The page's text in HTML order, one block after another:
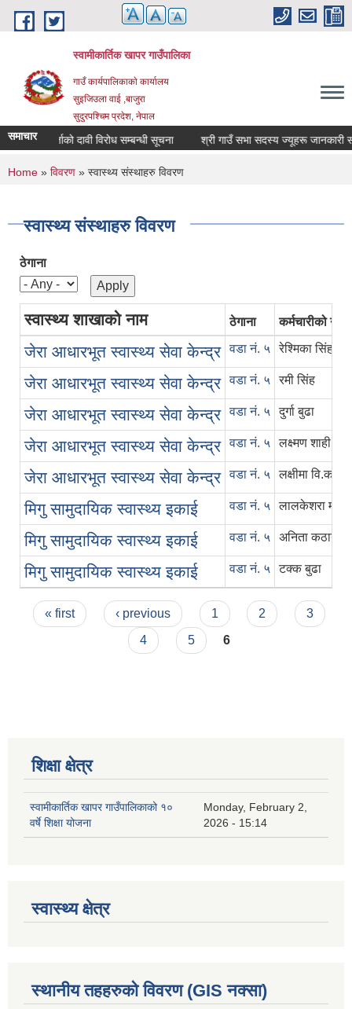
Skip to main content
स्वामीकार्तिक खापर गाउँपालिका
गाउँ कार्यपालिकाकाे कार्यालय
सुइजिउला वाई ,बाजुरा
सुदुरपश्चिम प्रदेश, नेपाल
समाचार
मुहान दर्ताको दावी विरोध सम्बन्धी सूचना श्री गाउँ सभा सदस्य ज्यूहरू जानकारी
You are here
Home » विवरण » स्वास्थ्य संस्थाहरु विवरण
स्वास्थ्य संस्थाहरु विवरण
ठेगाना
स्वास्थ्य शाखाको नाम ठेगाना कर्मचारीको नाम
जेरा आधारभूत स्वास्थ्य सेवा केन्द्र वडा न‌ं. ५ रेश्मिका सिंह
जेरा आधारभूत स्वास्थ्य सेवा केन्द्र वडा न‌ं. ५ रमी सिंह
जेरा आधारभूत स्वास्थ्य सेवा केन्द्र वडा न‌ं. ५ दुर्गा बुढा
जेरा आधारभूत स्वास्थ्य सेवा केन्द्र वडा न‌ं. ५ लक्ष्मण शाही
जेरा आधारभूत स्वास्थ्य सेवा केन्द्र वडा न‌ं. ५ लक्षीमा वि.क.
मिगु सामुदायिक स्वास्थ्य इकाई वडा न‌ं. ५ लालकेशरा
मिगु सामुदायिक स्वास्थ्य इकाई वडा न‌ं. ५ अनिता कठायत
मिगु सामुदायिक स्वास्थ्य इकाई वडा न‌ं. ५ टक्क बुढा
Pages
« first ‹ previous 1 2
3
4
5 6
शिक्षा क्षेत्र
स्वामीकार्तिक खापर गाउँपालिकाको १०
वर्षे शिक्षा योजना
Monday, February 2,
2026 - 15:14
स्वास्थ्य क्षेत्र
स्थानीय तहहरुको विवरण (GIS नक्सा)